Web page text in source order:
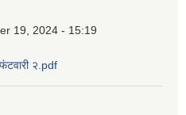
19, 2024 - 15:19
२.pdf